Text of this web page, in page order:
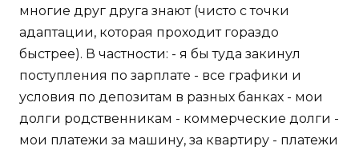
многие друг друга знают (чисто с точки
адаптации, которая проходит гораздо
быстрее). В частности: - я бы туда закинул
поступления по зарплате - все графики и
условия по депозитам в разных банках - мои
долги родственникам - коммерческие долги -
мои платежи за машину, за квартиру - платежи